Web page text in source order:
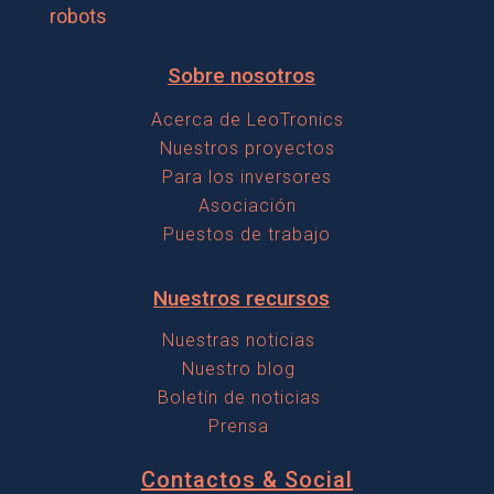
erobots
Sobre nosotros
Acerca de LeoTronics
Nuestros proyectos
Para los inversores
Asociación
Puestos de trabajo
Nuestros recursos
Nuestras noticias
Nuestro blog
Boletín de noticias
Prensa
Contactos & Social